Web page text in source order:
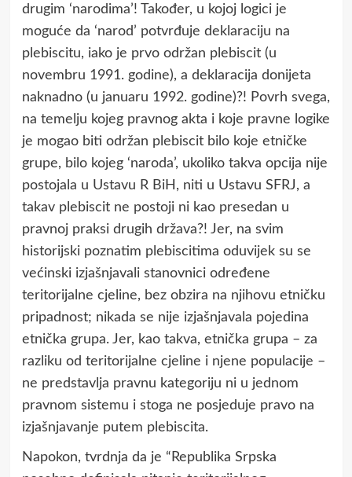
drugim ‘narodima’! Također, u kojoj logici je
moguće da ‘narod’ potvrđuje deklaraciju na
plebiscitu, iako je prvo održan plebiscit (u
novembru 1991. godine), a deklaracija donijeta
naknadno (u januaru 1992. godine)?! Povrh svega,
na temelju kojeg pravnog akta i koje pravne logike
je mogao biti održan plebiscit bilo koje etničke
grupe, bilo kojeg ‘naroda’, ukoliko takva opcija nije
postojala u Ustavu R BiH, niti u Ustavu SFRJ, a
takav plebiscit ne postoji ni kao presedan u
pravnoj praksi drugih država?! Jer, na svim
historijski poznatim plebiscitima oduvijek su se
većinski izjašnjavali stanovnici određene
teritorijalne cjeline, bez obzira na njihovu etničku
pripadnost; nikada se nije izjašnjavala pojedina
etnička grupa. Jer, kao takva, etnička grupa – za
razliku od teritorijalne cjeline i njene populacije –
ne predstavlja pravnu kategoriju ni u jednom
pravnom sistemu i stoga ne posjeduje pravo na
izjašnjavanje putem plebiscita.
Napokon, tvrdnja da je “Republika Srpska